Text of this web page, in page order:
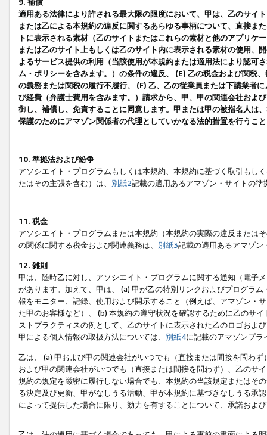
9. 補償
適用ある法律により許される最大限の限度において、甲は、乙のサイ
または乙による本規約の違反に関するあらゆる事柄について、直接ま
トに表示される素材（乙のサイトまたはこれらの素材と他のアプリ
または乙のサイト上もしくは乙のサイト内に表示される素材の使用、
よるサービス提供の利用（当該使用が本規約または適用法により認可
ム・ポリシーを含みます。）の条件の違反、 (E) 乙の税金および関税
の義務または関税の履行不履行、 (F) 乙、乙の従業員または下請業者
び経費（弁護士費用を含みます。）請求から、甲、甲の関連会社およ
御し、補償し、免責することに同意します。甲または甲の被指名人は
保護のためにアマゾン関係者の代理としていかなる法的措置を行うこ
10. 準拠法および紛争
アソシエイト・プログラムもしくは本規約、本規約に基づく取引もし
たはその主張を含む）は、 別紙2記載の適用あるアマゾン・サイトの
11. 税金
アソシエイト・プログラムまたは本規約（本規約の実際の違反または
の関係に関する税金および関連義務は、 別紙3記載の適用あるアマゾン
12. 雑則
甲は、随時乙に対し、アソシエイト・プログラムに関する通知（電子
があります。加えて、甲は、 (a) 甲が乙の特別リンクおよびプログラ
報をモニター、記録、使用および開示すること（例えば、アマゾン・
た甲のお客様など）、 (b) 本規約の遵守状況を確認するために乙のサ
ストプラクティスの例として、乙のサイトに表示された乙のロゴおよ
甲による個人情報の取扱方法については、 別紙4に記載のアマゾンプ
乙は、 (a) 甲および甲の関連会社がいつでも（直接または間接を問わ
および甲の関連会社がいつでも（直接または間接を問わず）、乙のサ
規約の規定を厳密に履行しない場合でも、本規約の当該規定またはそ
る決定及び更新、甲がなしうる活動、甲が本規約に基づきなしうる承
によって提供した場合に限り、効力を有することについて、承諾およ